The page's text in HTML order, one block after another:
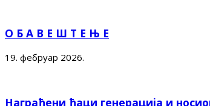
О Б А В Е Ш Т Е Њ Е
19. фебруар 2026.
Награђени ђаци генерација и